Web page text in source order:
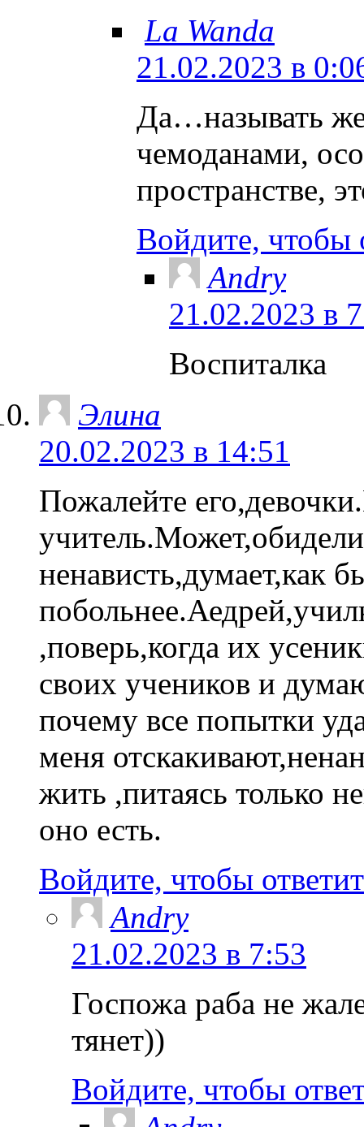
La Wanda
21.02.2023 в
Да…называть
чемоданами,
пространстве,
Войдите, чтобы
Andry
21.02.2023 в
Воспиталка
Элина
20.02.2023 в 14:51
Пожалейте
ненависть,думает,как
,поверь,когда их
своих учеников и
почему все попытки
меня
жить ,питаясь только
оно есть.
Войдите, чтобы
Andry
21.02.2023 в 7:53
Госпожа раба не
тянет))
Войдите, чтобы